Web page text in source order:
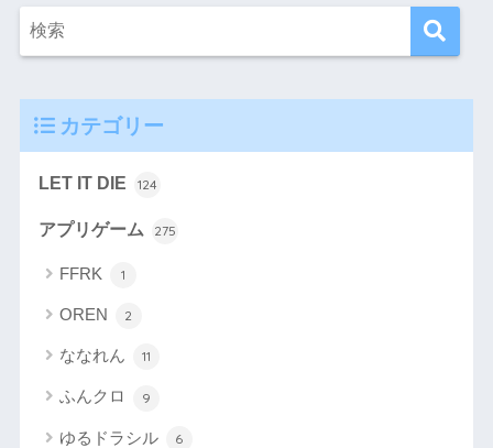
カテゴリー
LET IT DIE 124
アプリゲーム 275
FFRK 1
OREN 2
ななれん 11
ふんクロ 9
ゆるドラシル 6